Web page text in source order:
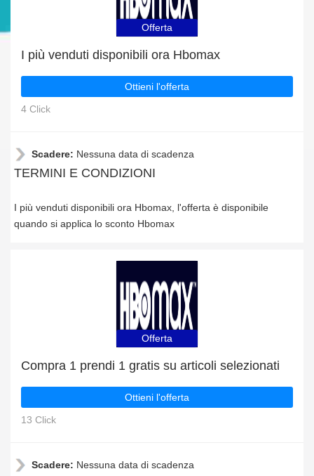
Offerta
I più venduti disponibili ora Hbomax
Ottieni l'offerta
4 Click
Scadere: Nessuna data di scadenza
TERMINI E CONDIZIONI
I più venduti disponibili ora Hbomax, l'offerta è disponibile
quando si applica lo sconto Hbomax
Offerta
Compra 1 prendi 1 gratis su articoli selezionati
Ottieni l'offerta
13 Click
Scadere: Nessuna data di scadenza